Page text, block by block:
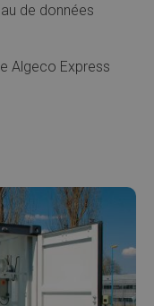
de données
Algeco Express